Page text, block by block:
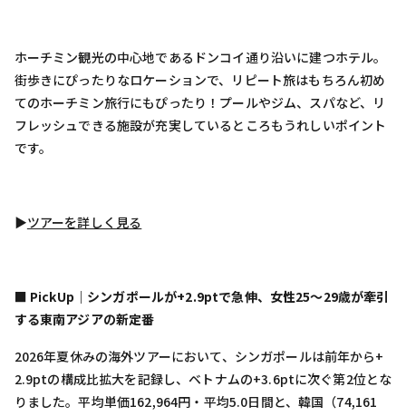
ホーチミン観光の中心地であるドンコイ通り沿いに建つホテル。
街歩きにぴったりなロケーションで、リピート旅はもちろん初め
てのホーチミン旅行にもぴったり！プールやジム、スパなど、リ
フレッシュできる施設が充実しているところもうれしいポイント
です。
▶︎ツアーを詳しく見る
■ PickUp｜シンガポールが+2.9ptで急伸、女性25〜29歳が牽引
する東南アジアの新定番
2026年夏休みの海外ツアーにおいて、シンガポールは前年から+
2.9ptの構成比拡大を記録し、ベトナムの+3.6ptに次ぐ第2位とな
りました。平均単価162,964円・平均5.0日間と、韓国（74,161